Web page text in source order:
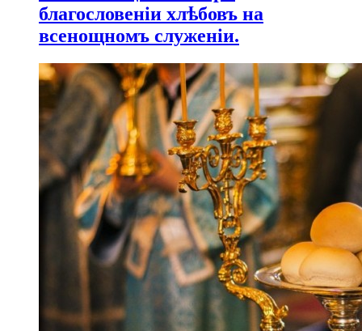
благословеніи хлѣбовъ на
всенощномъ служеніи.